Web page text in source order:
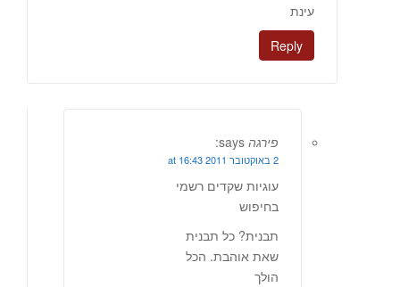
עינת
Reply
פירגה says:
2 באוקטובר 2011 at 16:43
עוגיות שקדים רשמי
בחיפוש
תבנית? כל תבנית
שאת אוהבת. הכל
הולך